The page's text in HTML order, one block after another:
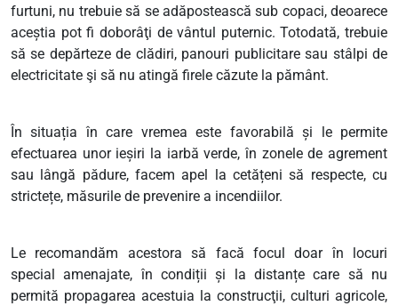
furtuni, nu trebuie să se adăpostească sub copaci, deoarece
aceștia pot fi doborâţi de vântul puternic. Totodată, trebuie
să se depărteze de clădiri, panouri publicitare sau stâlpi de
electricitate şi să nu atingă firele căzute la pământ.
În situația în care vremea este favorabilă și le permite
efectuarea unor ieșiri la iarbă verde, în zonele de agrement
sau lângă pădure, facem apel la cetățeni să respecte, cu
strictețe, măsurile de prevenire a incendiilor.
Le recomandăm acestora să facă focul doar în locuri
special amenajate, în condiții și la distanțe care să nu
permită propagarea acestuia la construcţii, culturi agricole,